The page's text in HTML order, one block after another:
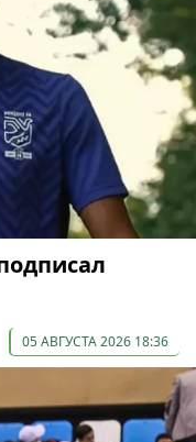
05 АВГУСТА 2026 18:36